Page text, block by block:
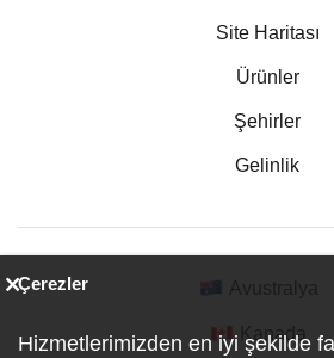
Site Haritası
Ürünler
Şehirler
Gelinlik
Kanada
Çerezler
Hizmetlerimizden en iyi şekilde